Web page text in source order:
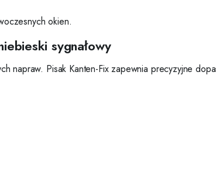
okien.
sygnałowy
Pisak Kanten-Fix zapewnia precyzyjne